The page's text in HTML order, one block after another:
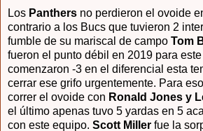
Los Panthers no perdieron el ovoide
contrario a los Bucs que tuvieron 2
fumble de su mariscal de campo Tom
fueron el punto débil en 2019 para
comenzaron -3 en el diferencial esta
cerrar ese grifo urgentemente. Para
correr el ovoide con Ronald Jones y
el último apenas tuvo 5 yardas en 5
con este equipo. Scott Miller fue la